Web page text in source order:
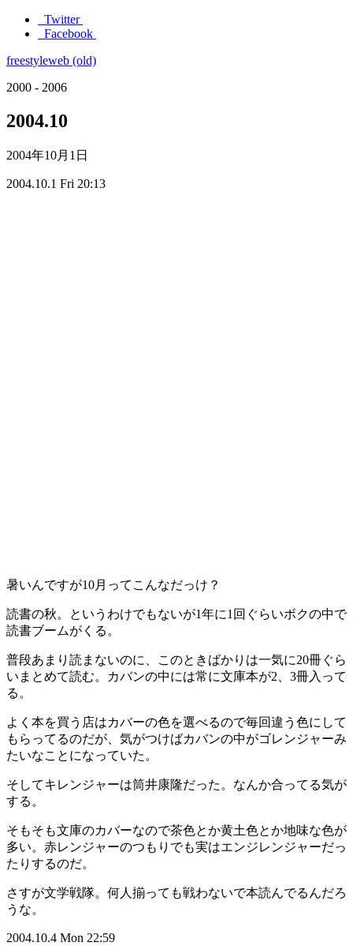
Twitter
Facebook
freestyleweb (old)
2000 - 2006
2004.10
2004年10月1日
2004.10.1 Fri 20:13
暑いんですが10月ってこんなだっけ？
読書の秋。というわけでもないが1年に1回ぐらいボクの中で
読書ブームがくる。
普段あまり読まないのに、このときばかりは一気に20冊ぐら
いまとめて読む。カバンの中には常に文庫本が2、3冊入って
る。
よく本を買う店はカバーの色を選べるので毎回違う色にして
もらってるのだが、気がつけばカバンの中がゴレンジャーみ
たいなことになっていた。
そしてキレンジャーは筒井康隆だった。なんか合ってる気が
する。
そもそも文庫のカバーなので茶色とか黄土色とか地味な色が
多い。赤レンジャーのつもりでも実はエンジレンジャーだっ
たりするのだ。
さすが文学戦隊。何人揃っても戦わないで本読んでるんだろ
うな。
2004.10.4 Mon 22:59